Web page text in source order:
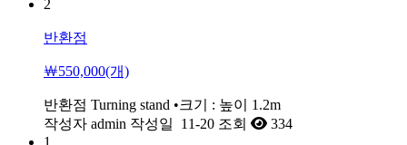
2
반환점
￦550,000(개)
반환점 Turning stand •크기 : 높이 1.2m
작성자 admin 작성일 11-20 조회
334
1